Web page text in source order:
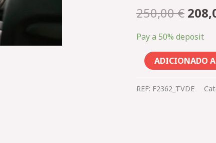
250,00€
Pay a 50% deposit
ADICIONADO
REF: F2362_TVDE